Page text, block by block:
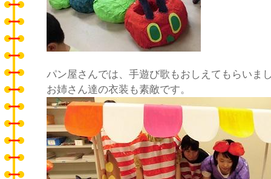
パン屋さんでは、手遊び歌もおしえてもらいま
お姉さん達の衣装も素敵です。